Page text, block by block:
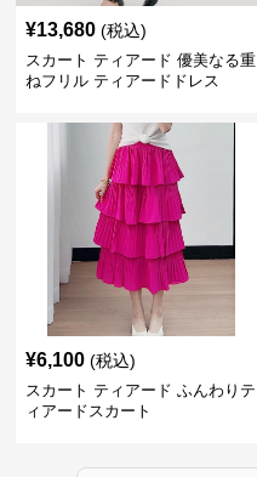
¥13,680 (税込)
スカート ティアード 優美なる重
ねフリル ティアードドレス
¥6,100 (税込)
スカート ティアード ふんわりテ
ィアードスカート